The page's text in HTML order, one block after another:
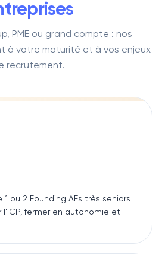
PME ou grand compte : nos
à votre maturité et à vos enjeux
recrutement.
ou 2 Founding AEs très seniors
fermer en autonomie et